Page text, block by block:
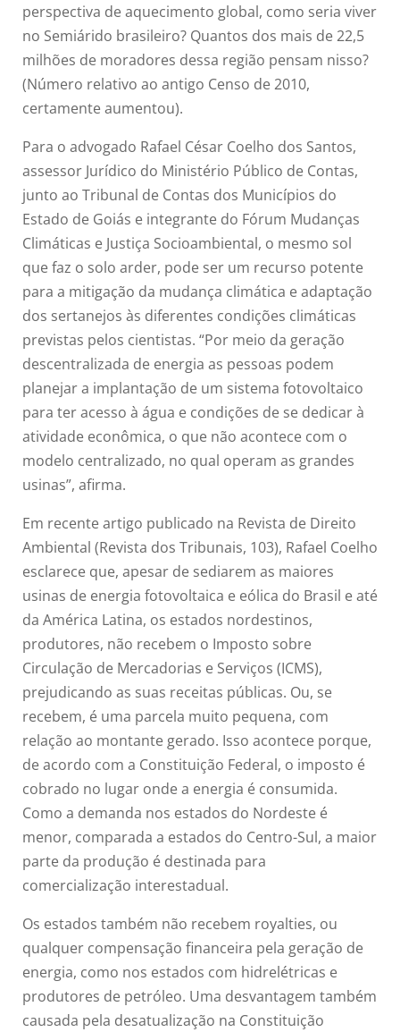
perspectiva de aquecimento global, como seria viver
no Semiárido brasileiro? Quantos dos mais de 22,5
milhões de moradores dessa região pensam nisso?
(Número relativo ao antigo Censo de 2010,
certamente aumentou).
Para o advogado Rafael César Coelho dos Santos,
assessor Jurídico do Ministério Público de Contas,
junto ao Tribunal de Contas dos Municípios do
Estado de Goiás e integrante do Fórum Mudanças
Climáticas e Justiça Socioambiental, o mesmo sol
que faz o solo arder, pode ser um recurso potente
para a mitigação da mudança climática e adaptação
dos sertanejos às diferentes condições climáticas
previstas pelos cientistas. “Por meio da geração
descentralizada de energia as pessoas podem
planejar a implantação de um sistema fotovoltaico
para ter acesso à água e condições de se dedicar à
atividade econômica, o que não acontece com o
modelo centralizado, no qual operam as grandes
usinas”, afirma.
Em recente artigo publicado na Revista de Direito
Ambiental (Revista dos Tribunais, 103), Rafael Coelho
esclarece que, apesar de sediarem as maiores
usinas de energia fotovoltaica e eólica do Brasil e até
da América Latina, os estados nordestinos,
produtores, não recebem o Imposto sobre
Circulação de Mercadorias e Serviços (ICMS),
prejudicando as suas receitas públicas. Ou, se
recebem, é uma parcela muito pequena, com
relação ao montante gerado. Isso acontece porque,
de acordo com a Constituição Federal, o imposto é
cobrado no lugar onde a energia é consumida.
Como a demanda nos estados do Nordeste é
menor, comparada a estados do Centro-Sul, a maior
parte da produção é destinada para
comercialização interestadual.
Os estados também não recebem royalties, ou
qualquer compensação financeira pela geração de
energia, como nos estados com hidrelétricas e
produtores de petróleo. Uma desvantagem também
causada pela desatualização na Constituição